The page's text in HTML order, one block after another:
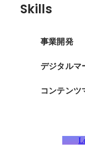
Skills
事業開発
デジタルマ
コンテンツ